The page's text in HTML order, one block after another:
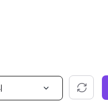
초기화